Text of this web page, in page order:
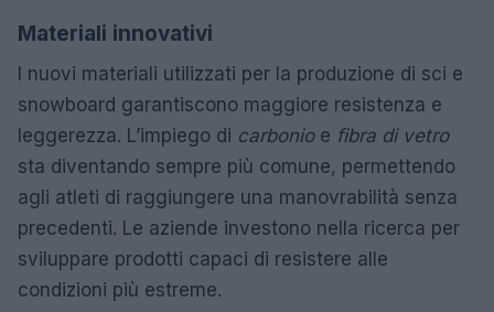
Materiali innovativi
I nuovi materiali utilizzati per la produzione di sci e
snowboard garantiscono maggiore resistenza e
leggerezza. L’impiego di carbonioe fibra di vetro
sta diventando sempre più comune, permettendo
agli atleti di raggiungere una manovrabilità senza
precedenti. Le aziende investono nella ricerca per
sviluppare prodotti capaci di resistere alle
condizioni più estreme.